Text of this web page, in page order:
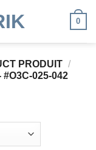
0
PRODUIT /
#O3C-025-042